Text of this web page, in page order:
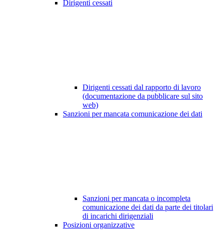
Dirigenti cessati
Dirigenti cessati dal rapporto di lavoro
(documentazione da pubblicare sul sito
web)
Sanzioni per mancata comunicazione dei dati
Sanzioni per mancata o incompleta
comunicazione dei dati da parte dei titolari
di incarichi dirigenziali
Posizioni organizzative